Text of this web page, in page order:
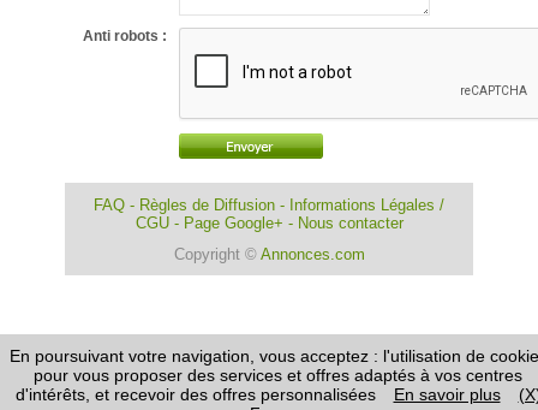
Anti robots :
FAQ - Règles de Diffusion - Informations Légales /
CGU- Page Google+ - Nous contacter
Copyright © Annonces.com
En poursuivant votre navigation, vous acceptez : l'utilisation de
pour vous proposer des services et offres adaptés à vos centres
d'intérêts, et recevoir des offres personnalisées
En savoir plus